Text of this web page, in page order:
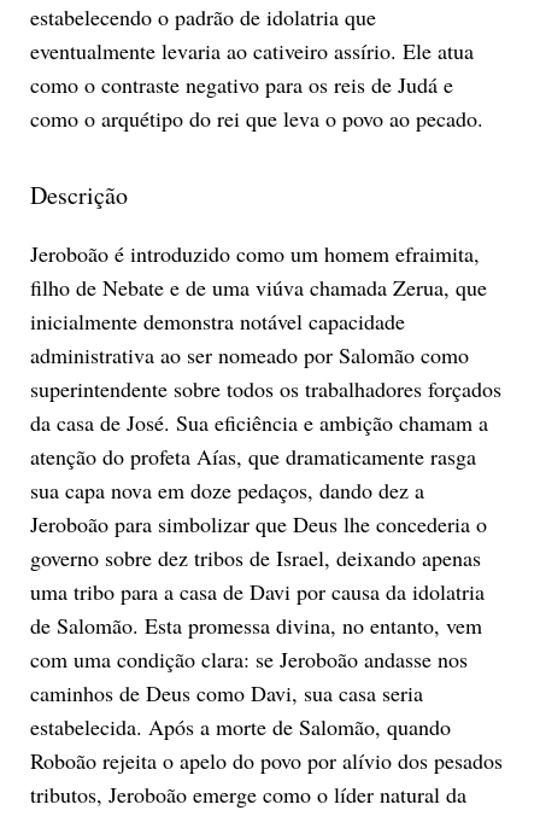
estabelecendo o padrão de idolatria que
eventualmente levaria ao cativeiro assírio. Ele atua
como o contraste negativo para os reis de Judá e
como o arquétipo do rei que leva o povo ao pecado.
Descrição
Jeroboão é introduzido como um homem efraimita,
filho de Nebate e de uma viúva chamada Zerua, que
inicialmente demonstra notável capacidade
administrativa ao ser nomeado por Salomão como
superintendente sobre todos os trabalhadores forçados
da casa de José. Sua eficiência e ambição chamam a
atenção do profeta Aías, que dramaticamente rasga
sua capa nova em doze pedaços, dando dez a
Jeroboão para simbolizar que Deus lhe concederia o
governo sobre dez tribos de Israel, deixando apenas
uma tribo para a casa de Davi por causa da idolatria
de Salomão. Esta promessa divina, no entanto, vem
com uma condição clara: se Jeroboão andasse nos
caminhos de Deus como Davi, sua casa seria
estabelecida. Após a morte de Salomão, quando
Roboão rejeita o apelo do povo por alívio dos pesados
tributos, Jeroboão emerge como o líder natural da